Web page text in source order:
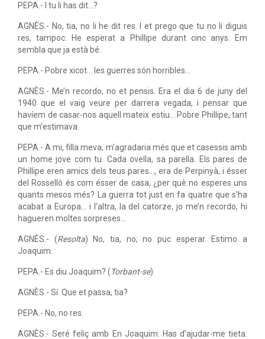
PEPA.- I tu li has dit...?
AGNÈS.- No, tia, no li he dit res. I et prego que tu no li diguis
res, tampoc. He esperat a Phillipe durant cinc anys. Em
sembla que ja està bé.
PEPA.- Pobre xicot... les guerres són horribles...
AGNÈS.- Me’n recordo, no et pensis. Era el dia 6 de juny del
1940 que el vaig veure per darrera vegada, i pensar que
havíem de casar-nos aquell mateix estiu... Pobre Phillipe, tant
que m’estimava.
PEPA.- A mi, filla meva, m’agradaria més que et casessis amb
un home jove com tu. Cada ovella, sa parella. Els pares de
Phillipe eren amics dels teus pares..., era de Perpinyà, i ésser
del Rosselló és com ésser de casa, ¿per què no esperes uns
quants mesos més? La guerra tot just en fa quatre que s’ha
acabat a Europa... i l’altra, la del catorze, jo me’n recordo, hi
hagueren moltes sorpreses...
AGNÈS.- (Resolta) No, tia, no; no puc esperar. Estimo a
Joaquim.
PEPA.- Es diu Joaquim? (Torbant-se)
AGNÈS.- Sí. Que et passa, tia?
PEPA.- No, no res.
AGNÈS.- Seré feliç amb En Joaquim. Has d’ajudar-me tieta.